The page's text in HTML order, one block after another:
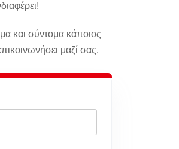
και σύντομα κάποιος
μαζί σας.